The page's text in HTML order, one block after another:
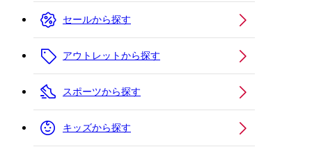
セールから探す
アウトレットから探す
スポーツから探す
キッズから探す